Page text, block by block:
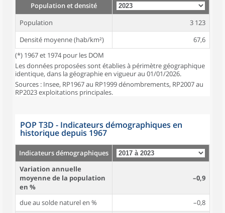
Population et densité
Population
3 123
Densité moyenne (hab/km²)
67,6
(*) 1967 et 1974 pour les DOM
Les données proposées sont établies à périmètre géographique
identique, dans la géographie en vigueur au 01/01/2026.
Sources : Insee, RP1967 au RP1999 dénombrements, RP2007 au
RP2023 exploitations principales.
POP T3D - Indicateurs démographiques en
historique depuis 1967
Indicateurs démographiques
Variation annuelle
moyenne de la population
en %
–0,9
due au solde naturel en %
–0,8